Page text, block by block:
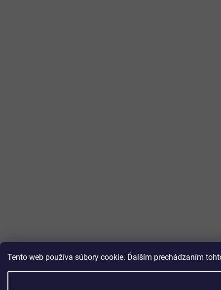
Tento web používa súbory cookie. Ďalším prechádzaním